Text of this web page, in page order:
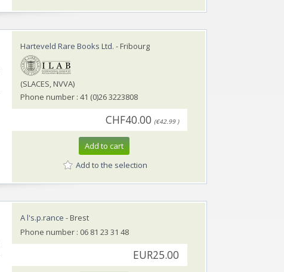
Harteveld Rare Books Ltd. - Fribourg
(SLACES, NVVA)
Phone number : 41 (0)26 3223808
CHF40.00 (€42.99 )
Add to cart
Add to the selection
A l's.p.rance - Brest
Phone number : 06 81 23 31 48
EUR25.00